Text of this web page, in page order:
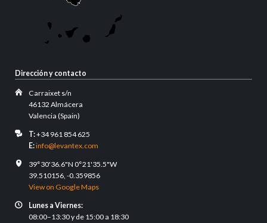
Dirección y contacto
Carraixet s/n
46132 Almácera
Valencia (Spain)
T:+34 961 854 625
E:info@levantex.com
39°30'36.6"N 0°21'35.5"W
39.510156, -0.359856
View on Google Maps
Lunes a Viernes:
08:00–13:30 y de 15:00 a 18:30